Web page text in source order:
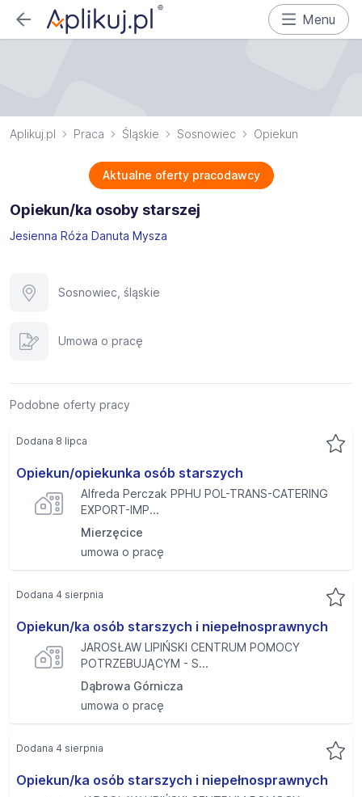
Menu
Aplikuj.pl Praca Śląskie Sosnowiec Opiekun
Aktualne oferty pracodawcy
Opiekun/ka osoby starszej
Jesienna Róża Danuta Mysza
Sosnowiec, śląskie
Umowa o pracę
Podobne oferty pracy
Opiekun/opiekunka osób starszych
Alfreda Perczak PPHU POL-TRANS-CATERING
EXPORT-IMP...
Mierzęcice
umowa o pracę
Dodana 8 lipca
Opiekun/ka osób starszych i niepełnosprawnych
JAROSŁAW LIPIŃSKI CENTRUM POMOCY
POTRZEBUJĄCYM - S...
Dąbrowa Górnicza
umowa o pracę
Dodana 4 sierpnia
Opiekun/ka osób starszych i niepełnosprawnych
Dodana 4 sierpnia